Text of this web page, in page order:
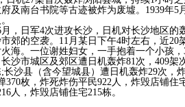
及南台书院等古迹被炸为废墟。1939年
月，日军4次进攻长沙，日机对长沙地区
郊的空袭。11月某日下午4时左右，近
海。一位谢姓妇女，一手抱着一个小孩
沙市城区及郊区遭日机轰炸81次，409架
长沙县（含今望城县）遭日机轰炸29次，
370枚，炸死炸伤平民922人，炸毁店铺住
人，炸毁店铺住宅215栋。